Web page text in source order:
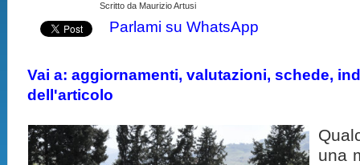
Scritto da Maurizio Artusi
Parlami su WhatsApp
Vai a: aggiornamenti, valutazioni, schede,
dell'articolo
una